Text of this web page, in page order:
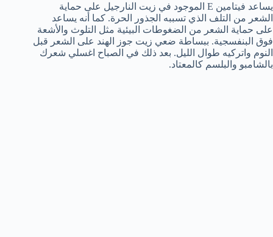
يساعد فيتامين E الموجود في زيت النارجيل على حماية
الشعر من التلف الذي تسببه الجذور الحرة. كما أنه يساعد
على حماية الشعر من الضغوطات البيئية مثل التلوث والأشعة
فوق البنفسجية. ببساطة ضعي زيت جوز الهند على الشعر قبل
النوم واتركيه طوال الليل. بعد ذلك في الصباح اغسلي شعرك
بالشامبو والبلسم كالمعتاد.